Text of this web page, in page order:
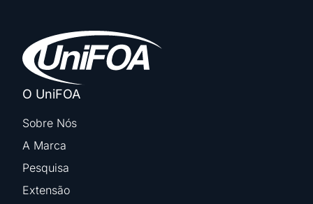
O UniFOA
Sobre Nós
A Marca
Pesquisa
Extensão